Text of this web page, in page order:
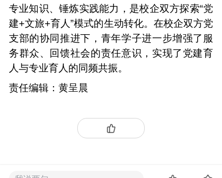
专业知识、锤炼实践能力，是校企双方探索“党
建+文旅+育人”模式的生动转化。在校企双方党
支部的协同推进下，青年学子进一步增强了服
务群众、回馈社会的责任意识，实现了党建育
人与专业育人的同频共振。
责任编辑：黄呈晨